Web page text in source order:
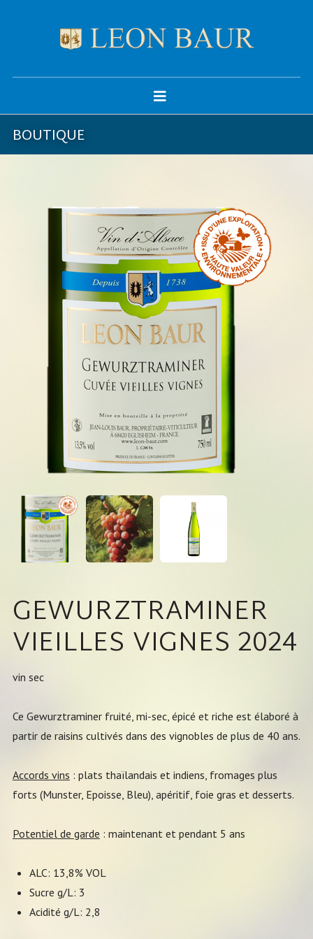
BOUTIQUE
GEWURZTRAMINER
VIEILLES VIGNES 2024
vin sec
Ce Gewurztraminer fruité, mi-sec, épicé et riche est élaboré à
partir de raisins cultivés dans des vignobles de plus de 40 ans.
Accords vins : plats thaïlandais et indiens, fromages plus
forts (Munster, Epoisse, Bleu), apéritif, foie gras et desserts.
Potentiel de garde : maintenant et pendant 5 ans
ALC: 13,8% VOL
Sucre g/L: 3
Acidité g/L: 2,8